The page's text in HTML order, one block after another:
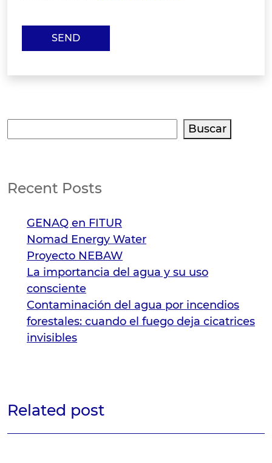
Buscar
Recent Posts
GENAQ en FITUR
Nomad Energy Water
Proyecto NEBAW
La importancia del agua y su uso
consciente
Contaminación del agua por incendios
forestales: cuando el fuego deja cicatrices
invisibles
Related post